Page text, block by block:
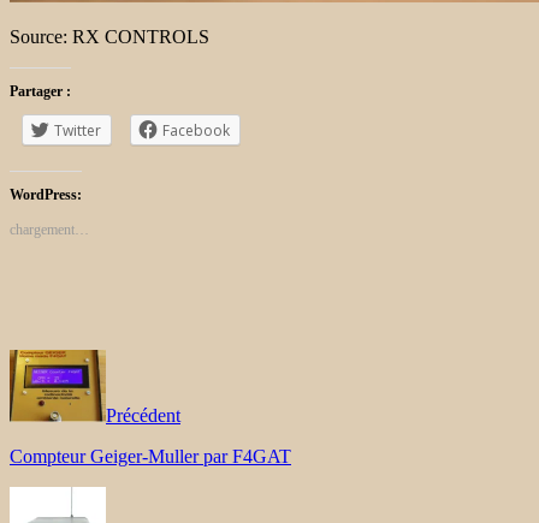
Source: RX CONTROLS
Partager :
Twitter Facebook
WordPress:
chargement…
Précédent
Compteur Geiger-Muller par F4GAT